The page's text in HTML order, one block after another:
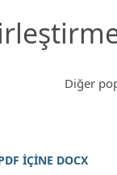
Diğer
İÇİNE DOCX